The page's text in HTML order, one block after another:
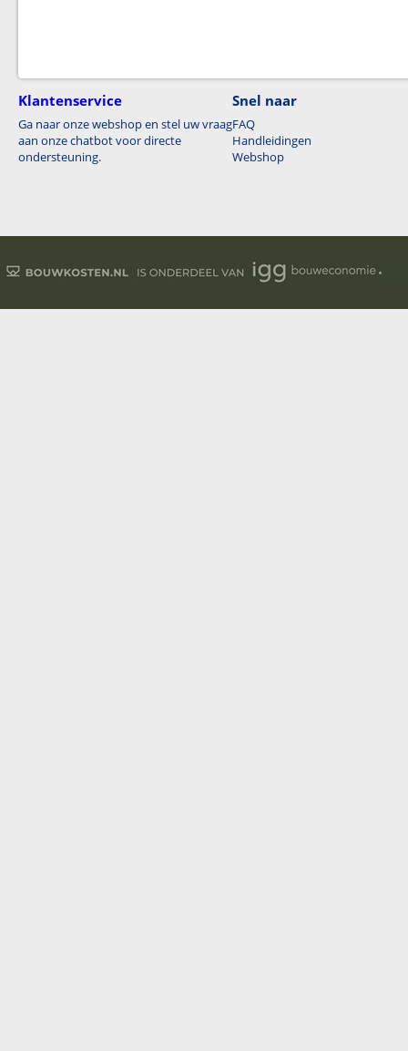
Klantenservice
Ga naar onze webshop en stel uw vraag
aan onze chatbot voor directe
ondersteuning.
Snel naar
FAQ
Handleidingen
Webshop